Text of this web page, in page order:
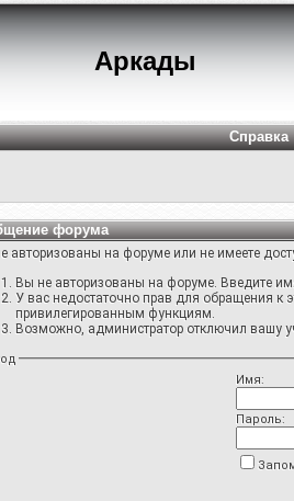
Аркады
Справка
форума
авторизованы на форуме или не имеете
Вы не авторизованы на форуме. Введите
У вас недостаточно прав для обращения к
привилегированным функциям.
Возможно, администратор отключил вашу
Имя:
Пароль: